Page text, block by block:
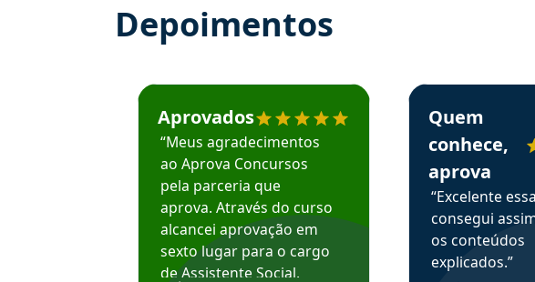
Depoimentos
Estudante José recomenda o Aprova Concursos em depoimento
Aprovados
“Meus agradecimentos
ao Aprova Concursos
pela parceria que
aprova. Através do curso
alcancei aprovação em
sexto lugar para o cargo
de Assistente Social.
Estudante Sergio
Quem
conhece,
aprova
“Excelente
consegui
os conteúdos
explicados.”